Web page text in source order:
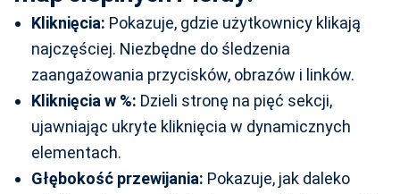
Kliknięcia: Pokazuje, gdzie użytkownicy klikają
najczęściej. Niezbędne do śledzenia
zaangażowania przycisków, obrazów i linków.
Kliknięcia w %: Dzieli stronę na pięć sekcji,
ujawniając ukryte kliknięcia w dynamicznych
elementach.
Głębokość przewijania: Pokazuje, jak daleko